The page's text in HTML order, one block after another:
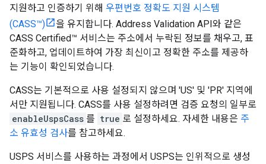
지원하고 인증하기 위해 우편번호 정확도 지원 시스템
(CASS™)
을 유지합니다. Address Validation API와 같은
CASS Certified™ 서비스는 주소에서 누락된 정보를 채우고, 표
준화하고, 업데이트하여 가장 최신이고 정확한 주소를 제공하
는 기능이 확인되었습니다.
CASS는 기본적으로 사용 설정되지 않으며 'US' 및 'PR' 지역에
서만 지원됩니다. CASS를 사용 설정하려면 검증 요청의 일부로
enableUspsCass 를 true 로 설정하세요. 자세한 내용은 주
소 유효성 검사를 참고하세요.
USPS 서비스를 사용하는 과정에서 USPS는 인위적으로 생성